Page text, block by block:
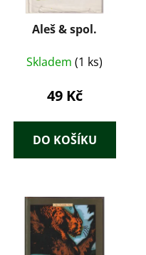
Aleš & spol.
Skladem (1 ks)
49 Kč
DO KOŠÍKU